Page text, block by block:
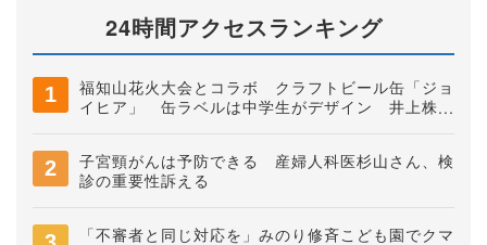
24時間アクセスランキング
福知山花火大会とコラボ クラフトビール缶「ジョ
イヒア」 缶ラベルは中学生がデザイン 井上株式
子宮頸がんは予防できる 産婦人科医杉山さん、検
診の重要性訴える
「不審者と同じ対応を」みのり修斉こども園でクマ